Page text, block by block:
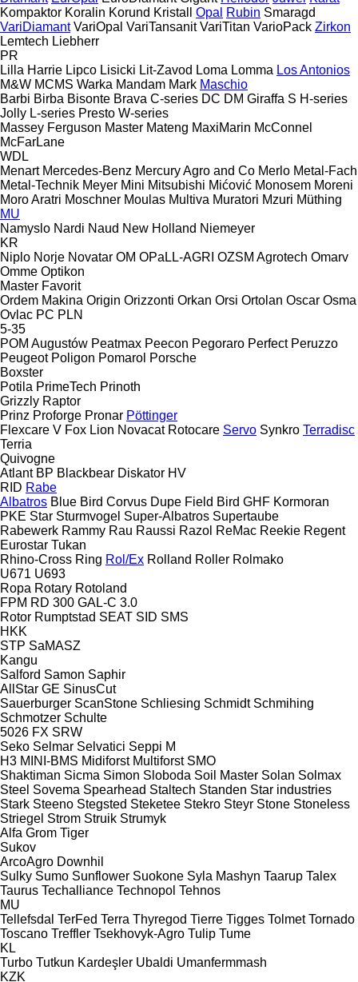
Kompaktor Koralin Korund Kristall Opal Rubin Smaragd
VariDiamant VariOpal VariTansanit VariTitan VarioPack Zirkon
Lemtech Liebherr
PR
Lilla Harrie Lipco Lisicki Lit-Zavod Loma Lomma Los Antonios
M&W MCMS Warka Mandam Mark Maschio
Barbi Birba Bisonte Brava C-series DC DM Giraffa S H-series
Jolly L-series Presto W-series
Massey Ferguson Master Mateng MaxiMarin McConnel
McFarLane
WDL
Menart Mercedes-Benz Mercury Agro and Co Merlo Metal-Fach
Metal-Technik Meyer Mini Mitsubishi Mićović Monosem Moreni
Moro Aratri Moschner Moulas Multiva Muratori Mzuri Müthing
MU
Namyslo Nardi Naud New Holland Niemeyer
KR
Niplo Norje Novatar OM OPaLL-AGRI OZSM Agrotech Omarv
Omme Optikon
Master Favorit
Ordem Makina Origin Orizzonti Orkan Orsi Ortolan Oscar Osma
Ovlac PC PLN
5-35
POM Augustów Peatmax Peecon Pegoraro Perfect Peruzzo
Peugeot Poligon Pomarol Porsche
Boxster
Potila PrimeTech Prinoth
Grizzly Raptor
Prinz Proforge Pronar Pöttinger
Flexcare V Fox Lion Novacat Rotocare Servo Synkro Terradisc
Terria
Quivogne
Atlant BP Blackbear Diskator HV
RID Rabe
Albatros Blue Bird Corvus Dupe Field Bird GHF Kormoran
PKE Star Sturmvogel Super-Albatros Supertaube
Rabewerk Rammy Rau Raussi Razol ReMac Reekie Regent
Eurostar Tukan
Rhino-Cross Ring Rol/Ex Rolland Roller Rolmako
U671 U693
Ropa Rotary Rotoland
FPM RD 300 GAL-C 3.0
Rotor Rumptstad SEAT SID SMS
HKK
STP SaMASZ
Kangu
Salford Samon Saphir
AllStar GE SinusCut
Sauerburger ScanStone Schliesing Schmidt Schmihing
Schmotzer Schulte
5026 FX SRW
Seko Selmar Selvatici Seppi M
H3 MINI-BMS Midiforst Multiforst SMO
Shaktiman Sicma Simon Sloboda Soil Master Solan Solmax
Steel Sovema Spearhead Staltech Standen Star industries
Stark Steeno Stegsted Steketee Stekro Steyr Stone Stoneless
Striegel Strom Struik Strumyk
Alfa Grom Tiger
Sukov
ArcoAgro Downhil
Sulky Sumo Sunflower Suokone Syla Mashyn Taarup Talex
Taurus Techalliance Technopol Tehnos
MU
Tellefsdal TerFed Terra Thyregod Tierre Tigges Tolmet Tornado
Toscano Treffler Tsekhovyk-Agro Tulip Tume
KL
Turbo Tutkun Kardeşler Ubaldi Umanfermmash
KZK